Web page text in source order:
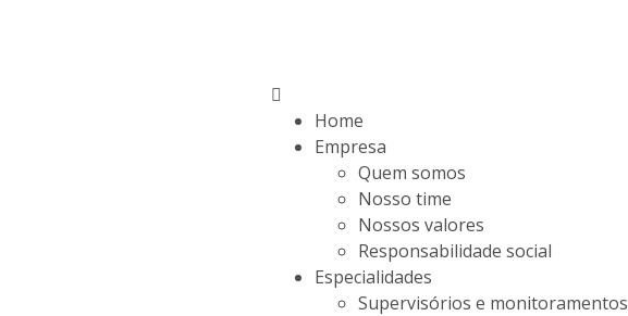
Home
Empresa
Quem somos
Nosso time
Nossos valores
Responsabilidade social
Especialidades
Supervisórios e monitoramentos